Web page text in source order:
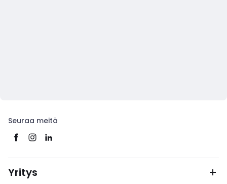
Seuraa meitä
Yritys